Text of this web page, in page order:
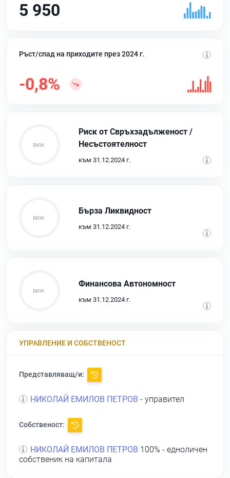
5 950
Ръст/спад на приходите през 2024 г.
-0,8%
Риск от Свръхзадълженост /
Несъстоятелност
към 31.12.2024 г.
Бърза Ликвидност
към 31.12.2024 г.
Финансова Автономност
към 31.12.2024 г.
УПРАВЛЕНИЕ И СОБСТВЕНОСТ
Представляващ/и:
НИКОЛАЙ ЕМИЛОВ ПЕТРОВ - управител
Собственост:
НИКОЛАЙ ЕМИЛОВ ПЕТРОВ 100% - едноличен
собственик на капитала